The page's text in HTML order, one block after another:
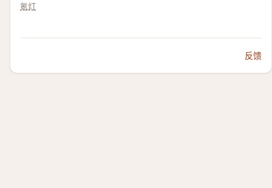
氪灯
反馈